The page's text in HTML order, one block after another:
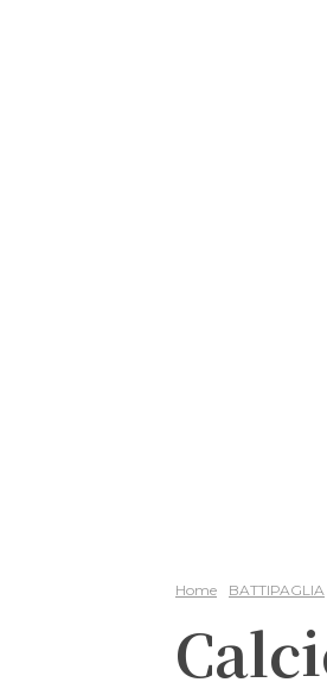
Home BATTIPAGLIA